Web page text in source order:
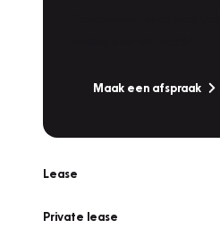
Maak een afspraak
Lease
Private lease